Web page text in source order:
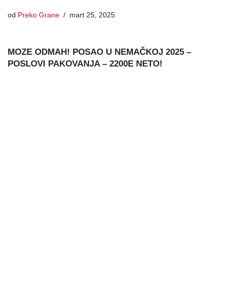
od Preko Grane mart 25, 2025
MOZE ODMAH! POSAO U NEMAČKOJ 2025 –
POSLOVI PAKOVANJA – 2200E NETO!